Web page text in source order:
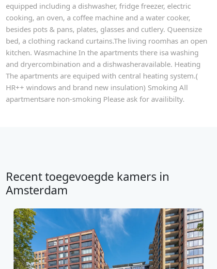
equipped including a dishwasher, fridge freezer, electric
cooking, an oven, a coffee machine and a water cooker,
besides pots & pans, plates, glasses and cutlery. Queensize
bed, a clothing rackand curtains.The living roomhas an open
kitchen. Wasmachine In the apartments there isa washing
and dryercombination and a dishwasheravailable. Heating
The apartments are equiped with central heating system.(
HR++ windows and brand new insulation) Smoking All
apartmentsare non-smoking Please ask for availibilty.
Recent toegevoegde kamers in
Amsterdam